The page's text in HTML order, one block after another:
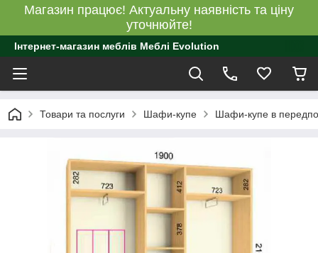
Магазин працює! Актуальну наявність та ціну
уточнюйте!
Інтернет-магазин меблів Меблі Evolution
Товари та послуги Шафи-купе Шафи-купе в